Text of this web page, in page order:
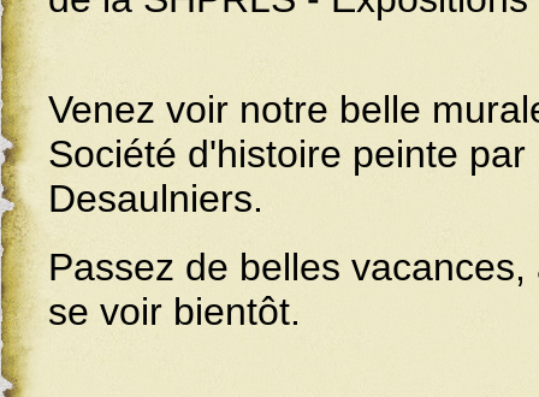
Venez voir notre belle
Société d'histoire peinte par
Desaulniers.
Passez de belles
se voir bientôt.